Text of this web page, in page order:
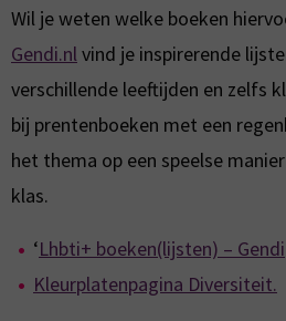
Wil je weten welke boeken
Gendi.nlvind je inspirerende
verschillende leeftijden en zelfs
bij prentenboeken met een
het thema op een speelse
klas.
‘Lhbti+ boeken(lijsten) – Gendi
Kleurplatenpagina Diversiteit.